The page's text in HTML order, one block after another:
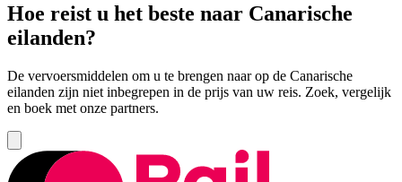
Hoe reist u het beste naar Canarische
eilanden?
De vervoersmiddelen om u te brengen naar op de Canarische
eilanden zijn niet inbegrepen in de prijs van uw reis. Zoek, vergelijk
en boek met onze partners.